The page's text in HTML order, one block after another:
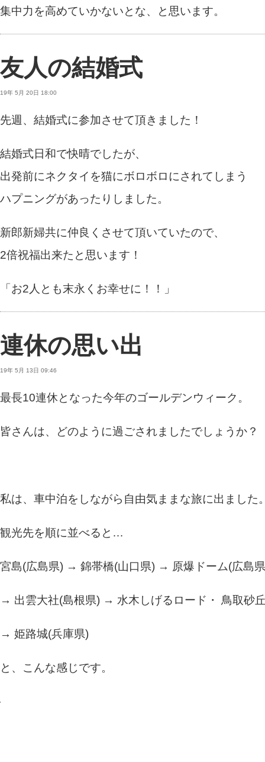
集中力を高めていかないとな、と思います。
友人の結婚式
19年 5月 20日 18:00
先週、結婚式に参加させて頂きました！
結婚式日和で快晴でしたが、
出発前にネクタイを猫にボロボロにされてしまう
ハプニングがあったりしました。
新郎新婦共に仲良くさせて頂いていたので、
2倍祝福出来たと思います！
「お2人とも末永くお幸せに！！」
連休の思い出
19年 5月 13日 09:46
最長10連休となった今年のゴールデンウィーク。
皆さんは、どのように過ごされましたでしょうか？
私は、車中泊をしながら自由気ままな旅に出ました
観光先を順に並べると…
宮島(広島県) → 錦帯橋(山口県) → 原爆ドーム(広島
→ 出雲大社(島根県) → 水木しげるロード・ 鳥取砂
→ 姫路城(兵庫県)
と、こんな感じです。